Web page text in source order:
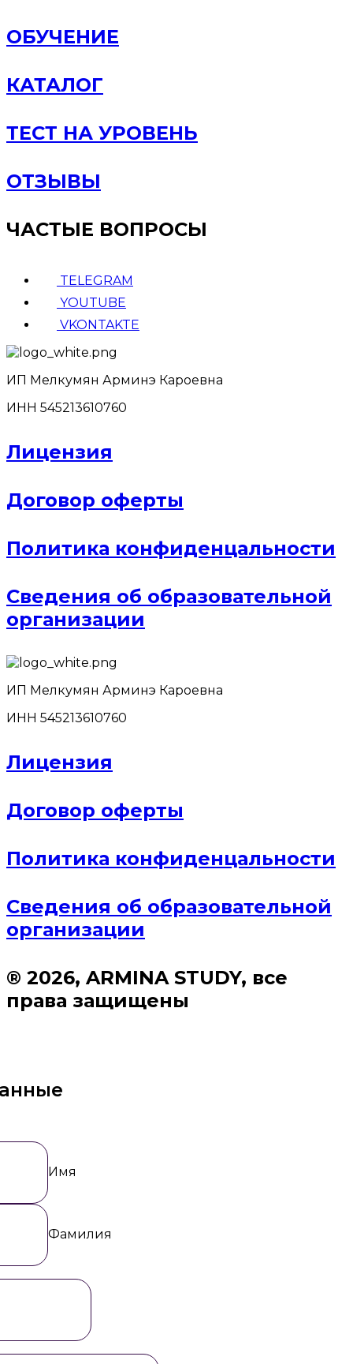
ОБУЧЕНИЕ
КАТАЛОГ
ТЕСТ НА УРОВЕНЬ
ОТЗЫВЫ
ЧАСТЫЕ ВОПРОСЫ
TELEGRAM
YOUTUBE
VKONTAKTE
ИП Мелкумян Арминэ Кароевна
ИНН 545213610760
Лицензия
Договор оферты
Политика конфиденцальности
Сведения об образовательной
организации
ИП Мелкумян Арминэ Кароевна
ИНН 545213610760
Лицензия
Договор оферты
Политика конфиденцальности
Сведения об образовательной
организации
® 2026, ARMINA STUDY, все
права защищены
Имя
Фамилия